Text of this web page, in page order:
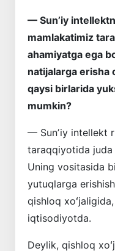
— Sunʼiy
mamlakatimiz
ahamiyatga ega
natijalarga erisha
qaysi birlarida
mumkin?
— Sunʼiy intellekt
taraqqiyotida
Uning vositasida
yutuqlarga
qishloq
iqtisodiyotda.
Deylik, qishloq